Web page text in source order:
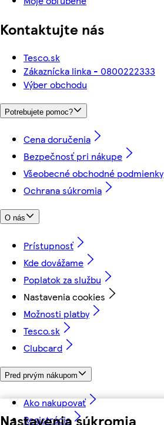
Nastavenia súkromia
Kontaktujte nás
Tesco.sk
Zákaznícka linka - 0800222333
Výber obchodu
Potrebujete pomoc?
Cena doručenia
Bezpečnosť pri nákupe
Všeobecné obchodné podmienky
Ochrana súkromia
O nás
Prístupnosť
Kde dovážame
Poplatok za službu
Nastavenia cookies
Možnosti platby
Tesco.sk
Clubcard
Pred prvým nákupom
Ako nakupovať
Registrácia